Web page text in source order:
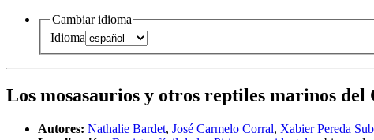
Cambiar idioma
Idioma
Los mosasaurios y otros reptiles marinos
Autores: Nathalie Bardet, José Carmelo Corral, Xabier Pereda